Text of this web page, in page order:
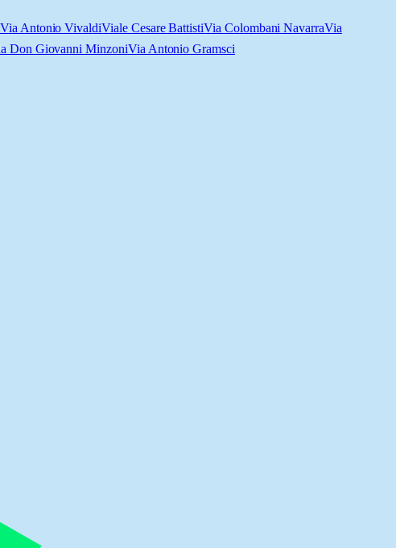
Via Antonio VivaldiViale Cesare BattistiVia Colombani NavarraVia
Don Giovanni MinzoniVia Antonio Gramsci